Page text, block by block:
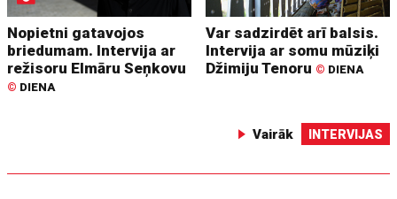
Nopietni gatavojos
briedumam. Intervija ar
režisoru Elmāru Seņkovu
© DIENA
Var sadzirdēt arī balsis.
Intervija ar somu mūziķi
Džimiju Tenoru © DIENA
Vairāk INTERVIJAS